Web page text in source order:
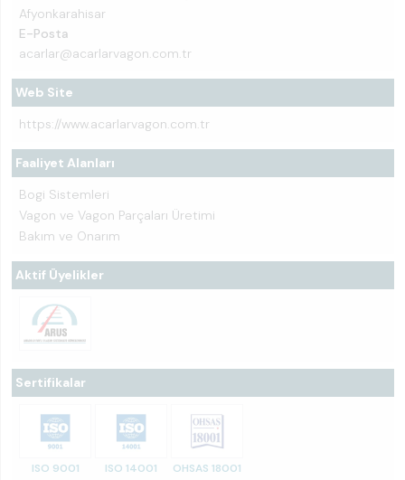
Afyonkarahisar
E-Posta
acarlar@acarlarvagon.com.tr
Web Site
https://www.acarlarvagon.com.tr
Faaliyet Alanları
Bogi Sistemleri
Vagon ve Vagon Parçaları Üretimi
Bakım ve Onarım
Aktif Üyelikler
Sertifikalar
ISO 9001 ISO 14001 OHSAS 18001